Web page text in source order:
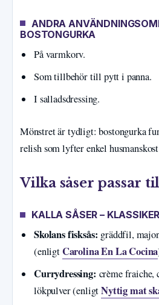
ANDRA
BOSTONGURKA
På varmkorv.
Som tillbehör till pytt i panna.
I salladsdressing.
Mönstret är tydligt: bostongurka
relish som lyfter enkel
Vilka såser passar
KALLA SÅSER –
Skolans fisksås: gräddfil,
(enligtCarolina En La Cocina
Currydressing: crème fraiche,
lökpulver (enligtNyttig mat